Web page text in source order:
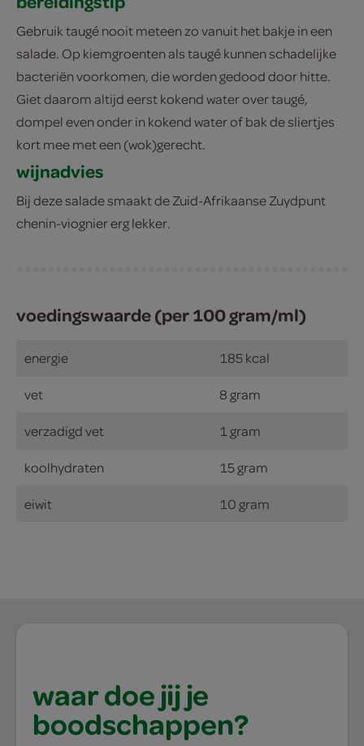
Gebruik taugé nooit meteen zo vanuit het bakje in een
salade. Op kiemgroenten als taugé kunnen schadelijke
bacteriën voorkomen, die worden gedood door hitte.
Giet daarom altijd eerst kokend water over taugé,
dompel even onder in kokend water of bak de sliertjes
kort mee met een (wok)gerecht.
wijnadvies
Bij deze salade smaakt de Zuid-Afrikaanse Zuydpunt
chenin-viognier erg lekker.
voedingswaarde (per 100 gram/ml)
energie 185 kcal
vet 8 gram
verzadigd vet 1 gram
koolhydraten 15 gram
eiwit 10 gram
waar doe jij je
boodschappen?